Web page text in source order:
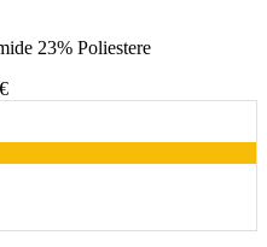
23% Poliestere